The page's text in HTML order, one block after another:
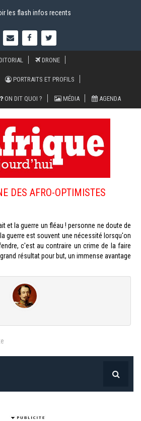
les flash infos recents
DRONE
PORTRAITS ET PROFILS
ON DIT QUOI ? MÉDIA AGENDA
DES AFRO-OPTIMISTES
et la guerre un fléau ! personne ne doute de
guerre est souvent une nécessité lorsqu'on
c'est au contraire un crime de la faire
résultat pour but, un immense avantage